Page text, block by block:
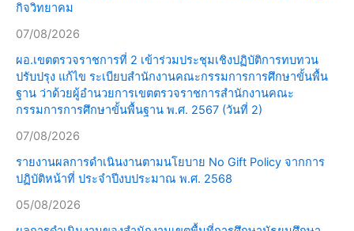
กิจวิทยาคม
07/08/2026
ผอ.เขตตรวจราชการที่ 2 เข้าร่วมประชุมเชิงปฏิบัติการทบทวน
ปรับปรุง แก้ไข ระเบียบสำนักงานคณะกรรมการการศึกษาขั้นพื้น
ฐาน ว่าด้วยผู้อำนวยการเขตตรวจราชการสำนักงานคณะ
กรรมการการศึกษาขั้นพื้นฐาน พ.ศ. 2567 (วันที่ 2)
07/08/2026
รายงานผลการดำเนินงานตามนโยบาย No Gift Policy จากการ
ปฏิบัติหน้าที่ ประจำปีงบประมาณ พ.ศ. 2568
05/08/2026